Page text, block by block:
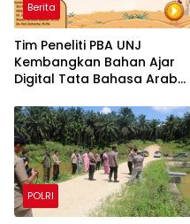
Berita
Tim Peneliti PBA UNJ
Kembangkan Bahan Ajar
Digital Tata Bahasa Arab
Interaktif untuk Mahasiswa
Pemula
POLRI